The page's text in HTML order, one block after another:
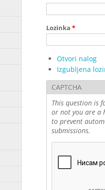
Lozinka *
Otvori nalog
Izgubljena
CAPTCHA
This question is
or not you are a
to prevent
submissions.